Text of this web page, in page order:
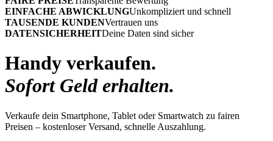
EINFACHE ABWICKLUNGUnkompliziert und schnell
TAUSENDE KUNDENVertrauen uns
DATENSICHERHEITDeine Daten sind sicher
Handy verkaufen.
Sofort Geld erhalten.
Verkaufe dein Smartphone, Tablet oder Smartwatch zu fairen
Preisen – kostenloser Versand, schnelle Auszahlung.